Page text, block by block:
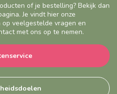
of je bestelling? Bekijk dan
Je vindt hier onze
veelgestelde vragen en
met ons op te nemen.